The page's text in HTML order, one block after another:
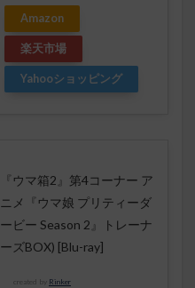
Amazon
楽天市場
Yahooショッピング
『ウマ箱2』第4コーナー ア
ニメ『ウマ娘 プリティーダ
ービー Season 2』トレーナ
ーズBOX) [Blu-ray]
created by Rinker